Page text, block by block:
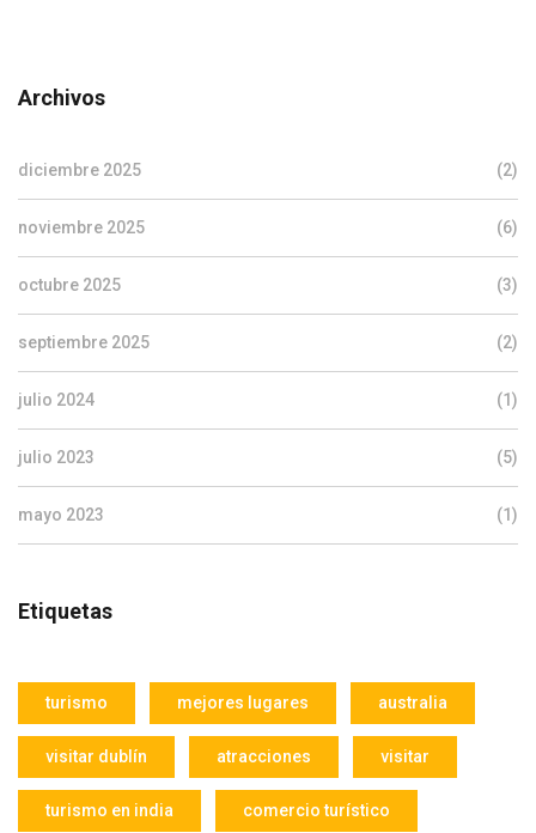
Archivos
diciembre 2025 (2)
noviembre 2025 (6)
octubre 2025 (3)
septiembre 2025 (2)
julio 2024 (1)
julio 2023 (5)
mayo 2023 (1)
Etiquetas
turismo mejores lugares australia
visitar dublín atracciones visitar
turismo en india comercio turístico